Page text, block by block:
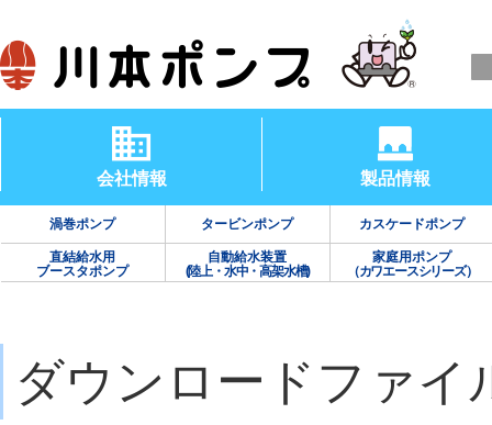
会社情報 製品情報
渦巻ポンプ タービンポンプ カスケードポンプ
直結給水用
ブースタポンプ
自動給水装置
(陸上・水中・高架水槽)
家庭用ポンプ
（カワエースシリーズ）
ダウンロードファイ